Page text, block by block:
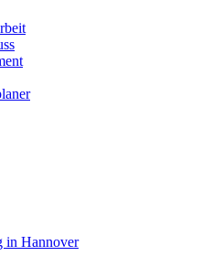
in Hannover